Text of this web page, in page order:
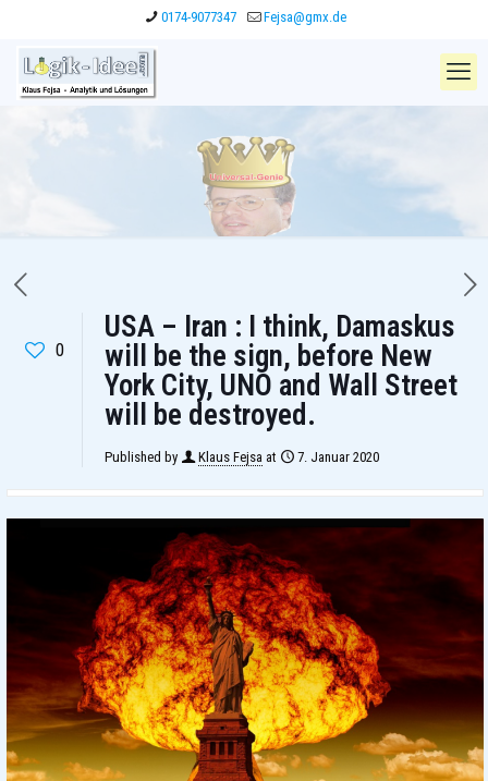
0174-9077347 Fejsa@gmx.de
0
USA – Iran : I think, Damaskus
will be the sign, before New
York City, UNO and Wall Street
will be destroyed.
Published by Klaus Fejsa at 7. Januar 2020